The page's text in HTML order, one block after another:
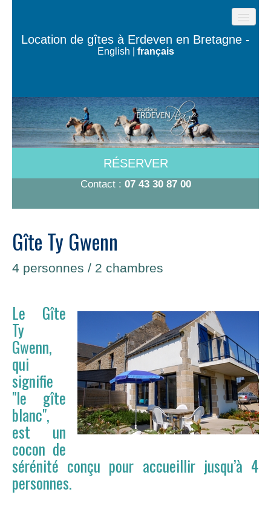
Location de gîtes à Erdeven en Bretagne -
English français
ACCUEIL
GÎTES DE LA PLAGE
MAISON TY BUGALÉ
CHAMBRES À 600M DE LA PLAGE
A VOIR/A FAIRE
TARIFS-DISPO
CONTACT
RÉSERVER
Contact : 07 43 30 87 00
Gîte Ty Gwenn
4 personnes / 2 chambres
Le Gîte
Ty
Gwenn,
qui
signifie
"le gîte
blanc",
est un
cocon de
sérénité conçu pour accueillir jusqu’à 4
personnes.